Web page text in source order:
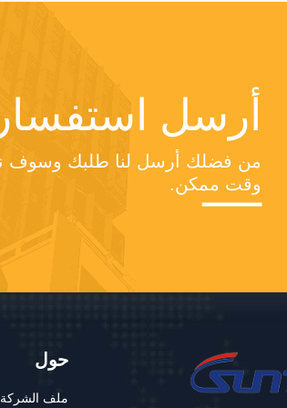
أرسل
وقت ممكن.
حول
ملف الشركة